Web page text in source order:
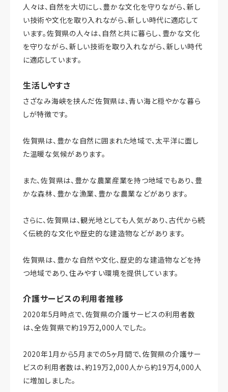
人々は、自然を大切にし、豊かな文化を守りながら、新し
い技術や文化を取り入れながら、新しい時代に適応して
います。佐賀県の人々は、自然と共に暮らし、豊かな文化
を守りながら、新しい技術を取り入れながら、新しい時代
に適応しています。
生活しやすさ
さざなみ海峡を挟んだ佐賀県は、青い海と穏やかな暮ら
しが特徴です。
佐賀県は、豊かな自然に囲まれた地域で、太平洋に面し
た温暖な気候があります。
また、佐賀県は、豊かな農業産業を持つ地域でもあり、豊
かな森林、豊かな漁業、豊かな農業などがあります。
さらに、佐賀県は、観光地としても人気があり、古代から続
く伝統的な文化や歴史的な建造物などがあります。
佐賀県は、豊かな自然や文化、歴史的な建造物などを持
つ地域であり、住みやすい環境を提供しています。
介護サービスの利用者推移
2020年5月時点で、佐賀県の介護サービスの利用者数
は、全佐賀県で約19万2,000人でした。
2020年1月から5月までの5ヶ月間で、佐賀県の介護サー
ビスの利用者数は、約19万2,000人から約19万4,000人
に増加しました。